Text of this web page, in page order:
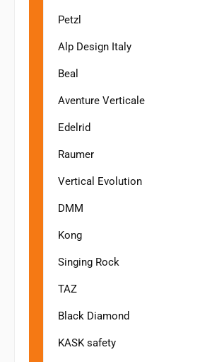
Petzl
Alp Design Italy
Beal
Aventure Verticale
Edelrid
Raumer
Vertical Evolution
DMM
Kong
Singing Rock
TAZ
Black Diamond
KASK safety